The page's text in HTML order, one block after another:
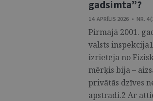
gadsimta”?
14. APRĪLIS 2026 • NR. 4
Pirmajā 2001.
valsts
izrietēja no
mērķis bija –
privātās dzīves
apstrādi.2 Ar